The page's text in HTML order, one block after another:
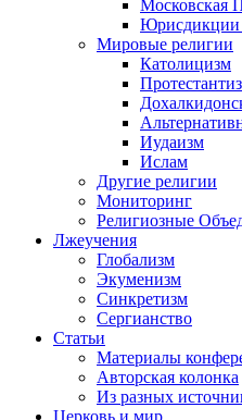
Московская
Юрисдикции
Мировые религии
Католицизм
Иудаизм
Ислам
Другие религии
Мониторинг
Религиозные
Лжеучения
Глобализм
Экуменизм
Синкретизм
Сергианство
Статьи
Материалы
Авторская колонка
Из разных
Церковь и мир